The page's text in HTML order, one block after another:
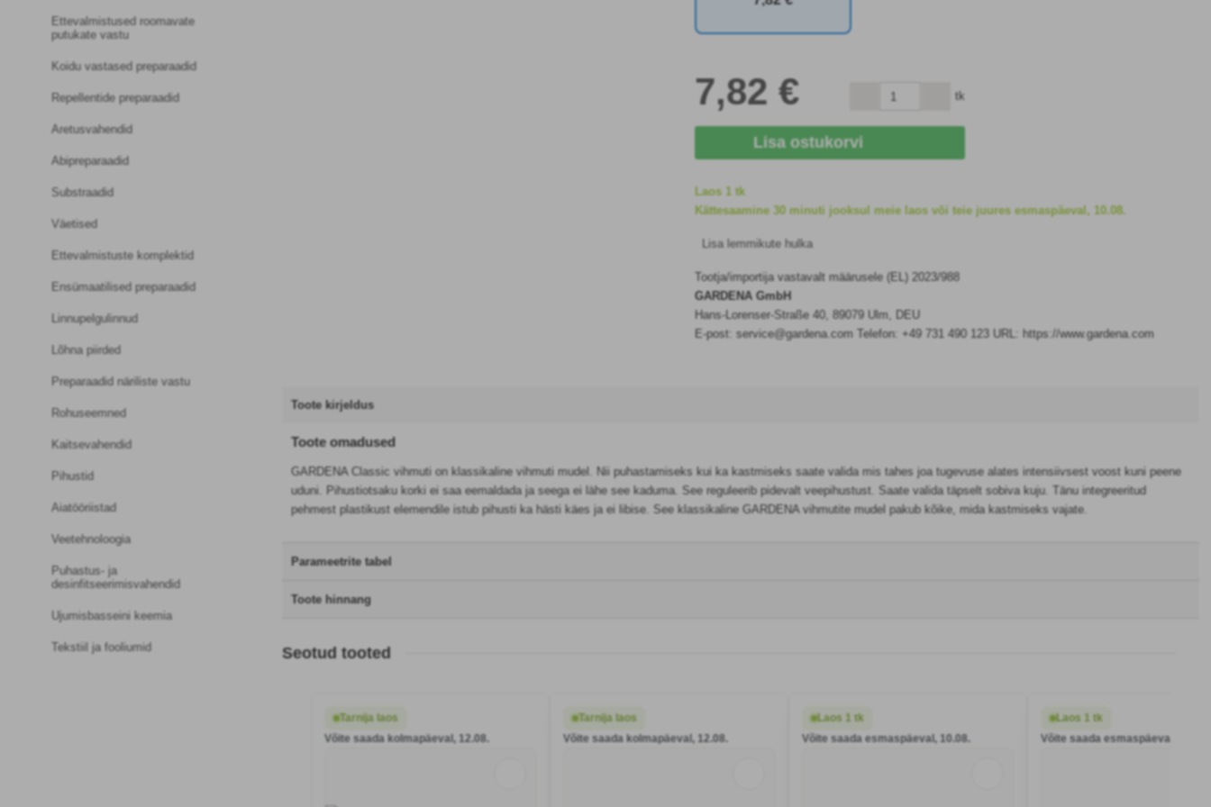
Ettevalmistused roomavate
putukate vastu
Koidu vastased preparaadid
Repellentide preparaadid
Aretusvahendid
Abipreparaadid
Substraadid
Väetised
Ettevalmistuste komplektid
Ensümaatilised preparaadid
Linnupelgulinnud
Lõhna piirded
Preparaadid näriliste vastu
Rohuseemned
Kaitsevahendid
Pihustid
Aiatööriistad
Veetehnoloogia
Puhastus- ja
desinfitseerimisvahendid
Ujumisbasseini keemia
Tekstiil ja fooliumid
7,82 € tk
Lisa ostukorvi
Laos 1 tk
Kättesaamine 30 minuti jooksul meie laos või teie juures esmaspäeval, 10.08.
Lisa lemmikute hulka
Tootja/importija vastavalt määrusele (EL) 2023/988
GARDENA GmbH
Hans-Lorenser-Straße 40, 89079 Ulm, DEU
E-post: service@gardena.com Telefon: +49 731 490 123 URL: https://www.gardena.com
Toote kirjeldus
Toote omadused
GARDENA Classic vihmuti on klassikaline vihmuti mudel. Nii puhastamiseks kui ka kastmiseks saate valida mis tahes joa tugevuse alates intensiivsest voost kuni peene
uduni. Pihustiotsaku korki ei saa eemaldada ja seega ei lähe see kaduma. See reguleerib pidevalt veepihustust. Saate valida täpselt sobiva kuju. Tänu integreeritud
pehmest plastikust elemendile istub pihusti ka hästi käes ja ei libise. See klassikaline GARDENA vihmutite mudel pakub kõike, mida kastmiseks vajate.
Parameetrite tabel
Toote hinnang
Seotud tooted
Tarnija laos
Võite saada kolmapäeval, 12.08.
Tarnija laos
Võite saada kolmapäeval, 12.08.
Laos 1 tk
Võite saada esmaspäeval, 10.08.
Laos 1 tk
Võite saada esmaspäeval, 10.08.